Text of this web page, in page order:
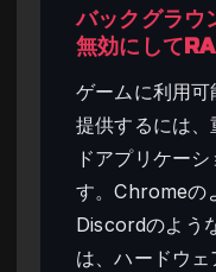
バックグラウ
無効にして
ゲームに利用
提供するには
ドアプリケー
す。Chromeの
Discordのよう
は、ハードウ